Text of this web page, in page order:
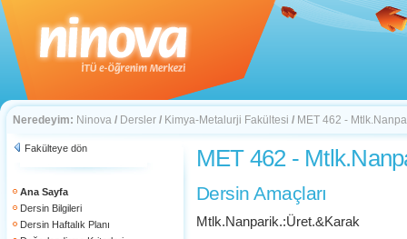
Neredeyim: Ninova / Dersler / Kimya-Metalurji Fakültesi / MET 462 -
Fakülteye dön
Ana Sayfa
Dersin Bilgileri
Dersin Haftalık Planı
MET 462 -
Dersin Amaçları
Mtlk.Nanparik.:Üret.&Karak